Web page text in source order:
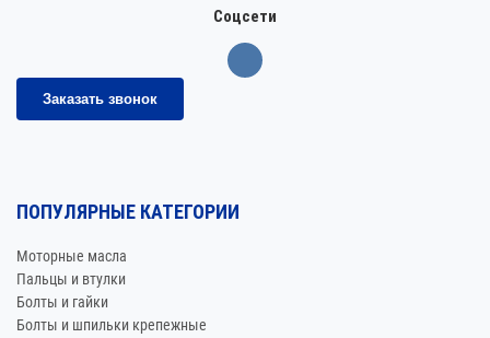
Соцсети
Заказать звонок
ПОПУЛЯРНЫЕ КАТЕГОРИИ
Моторные масла
Пальцы и втулки
Болты и гайки
Болты и шпильки крепежные